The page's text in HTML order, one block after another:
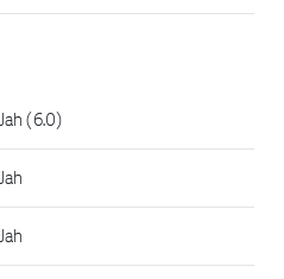
Jah (6.0)
Jah
Jah